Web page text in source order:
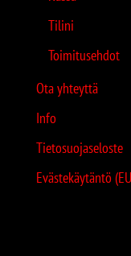
Tilini
Toimitusehdot
Ota yhteyttä
Info
Tietosuojaseloste
Evästekäytäntö